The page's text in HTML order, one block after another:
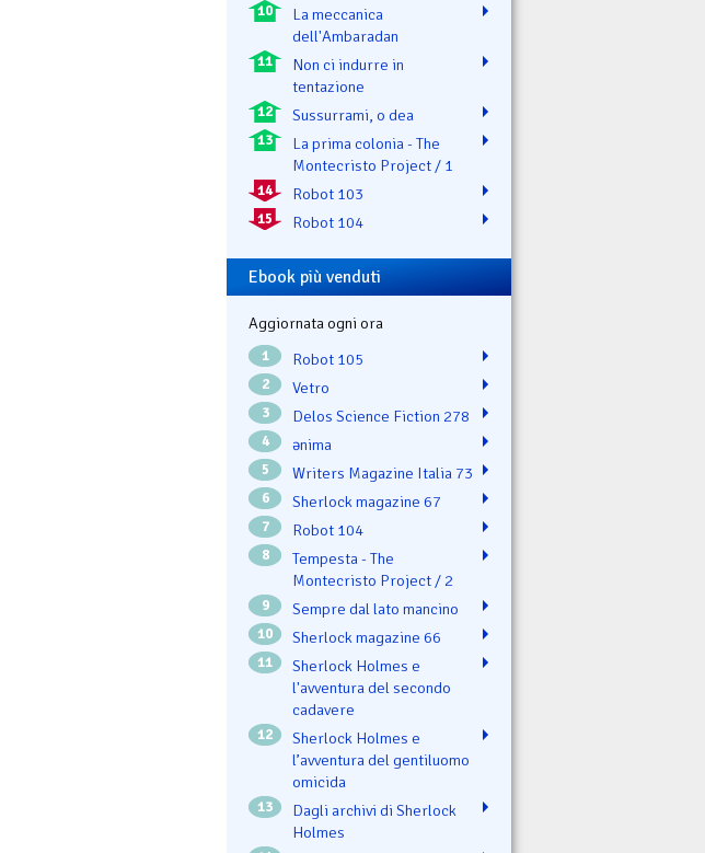
10
La meccanica
dell'Ambaradan
11
Non ci indurre in
tentazione
12 Sussurrami, o dea
13
La prima colonia - The
Montecristo Project / 1
14 Robot 103
15 Robot 104
Ebook più venduti
Aggiornata ogni ora
1 Robot 105
2 Vetro
3 Delos Science Fiction 278
4 ənima
5 Writers Magazine Italia 73
6 Sherlock magazine 67
7 Robot 104
8
Tempesta - The
Montecristo Project / 2
9 Sempre dal lato mancino
10 Sherlock magazine 66
11
Sherlock Holmes e
l'avventura del secondo
cadavere
12
Sherlock Holmes e
l’avventura del gentiluomo
omicida
13
Dagli archivi di Sherlock
Holmes